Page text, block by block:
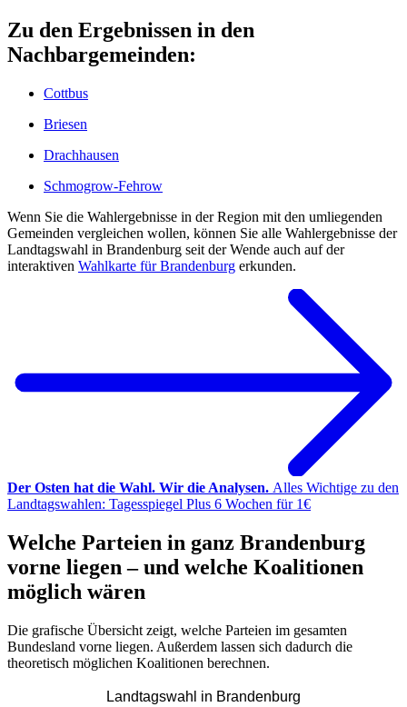
Zu den Ergebnissen in den
Nachbargemeinden:
Cottbus
Briesen
Drachhausen
Schmogrow-Fehrow
Wenn Sie die Wahlergebnisse in der Region mit den umliegenden
Gemeinden vergleichen wollen, können Sie alle Wahlergebnisse der
Landtagswahl in Brandenburg seit der Wende auch auf der
interaktiven Wahlkarte für Brandenburg erkunden.
Der Osten hat die Wahl. Wir die Analysen. Alles Wichtige zu den
Landtagswahlen: Tagesspiegel Plus 6 Wochen für 1€
Welche Parteien in ganz Brandenburg
vorne liegen – und welche Koalitionen
möglich wären
Die grafische Übersicht zeigt, welche Parteien im gesamten
Bundesland vorne liegen. Außerdem lassen sich dadurch die
theoretisch möglichen Koalitionen berechnen.
Landtagswahl in Brandenburg